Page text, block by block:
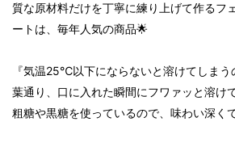
質な原材料だけを丁寧に練り上げて作るフ
ートは、毎年人気の商品🌟
『気温25℃以下にならないと溶けてしま
葉通り、口に入れた瞬間にフワァッと溶け
粗糖や黒糖を使っているので、味わい深く